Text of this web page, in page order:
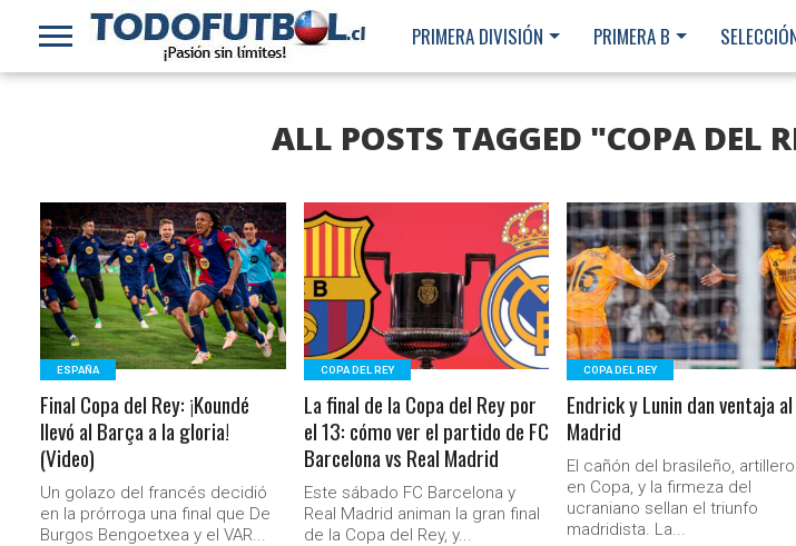
PRIMERA DIVISIÓN PRIMERA B
ALL POSTS TAGGED "COPA DEL
LEER MÁS
ESPAÑA
Final Copa del Rey: ¡Koundé
llevó al Barça a la gloria!
(Video)
Un golazo del francés decidió
en la prórroga una final que De
Burgos Bengoetxea y el VAR...
LEER MÁS
COPA DEL REY
La final de la Copa del Rey por
el 13: cómo ver el partido de FC
Barcelona vs Real Madrid
Este sábado FC Barcelona y
Real Madrid animan la gran final
de la Copa del Rey, y...
LEER MÁS
COPA DEL REY
Endrick y Lunin dan ventaja al
Madrid
El cañón del brasileño, artillero
en Copa, y la firmeza del
ucraniano sellan el triunfo
madridista. La...